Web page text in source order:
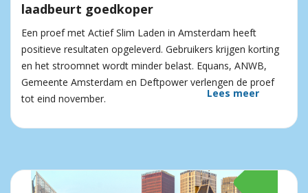
laadbeurt goedkoper
Een proef met Actief Slim Laden in Amsterdam heeft
positieve resultaten opgeleverd. Gebruikers krijgen korting
en het stroomnet wordt minder belast. Equans, ANWB,
Gemeente Amsterdam en Deftpower verlengen de proef
tot eind november.
Lees meer